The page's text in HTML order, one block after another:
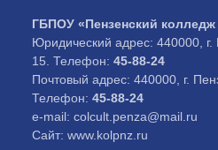
ГБПОУ «Пензенский колледж
Юридический адрес: 440000,
15. Телефон:45-88-24
Почтовый адрес: 440000, г.
Телефон:45-88-24
e-mail: colcult.penza@mail.ru
Сайт: www.kolpnz.ru